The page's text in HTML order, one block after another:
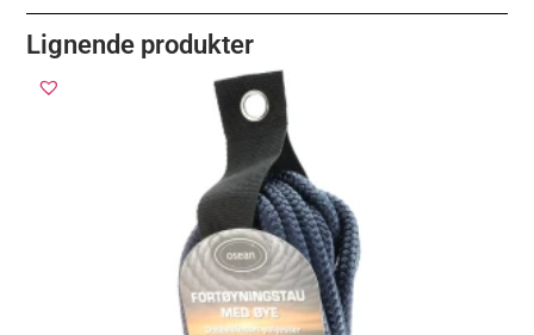
Lignende produkter